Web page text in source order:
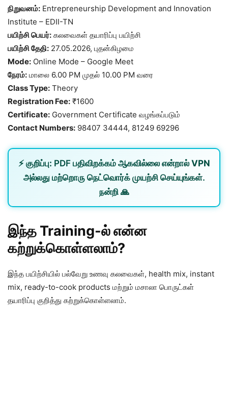
நிறுவனம்: Entrepreneurship Development and Innovation
Institute – EDII-TN
பயிற்சி பெயர்: கலவைகள் தயாரிப்பு பயிற்சி
பயிற்சி தேதி: 27.05.2026, புதன்கிழமை
Mode: Online Mode – Google Meet
நேரம்: மாலை 6.00 PM முதல் 10.00 PM வரை
Class Type: Theory
Registration Fee: ₹1600
Certificate: Government Certificate வழங்கப்படும்
Contact Numbers: 98407 34444, 81249 69296
⚡ குறிப்பு: PDF பதிவிறக்கம் ஆகவில்லை என்றால் VPN
அல்லது மற்றொரு நெட்வொர்க்முயற்சி செய்யுங்கள்.
நன்றி 🙏
இந்த Training-ல் என்ன
கற்றுக்கொள்ளலாம்?
இந்த பயிற்சியில் பல்வேறு உணவு கலவைகள், health mix, instant
mix, ready-to-cook products மற்றும் மசாலா பொருட்கள்
தயாரிப்பு குறித்து கற்றுக்கொள்ளலாம்.